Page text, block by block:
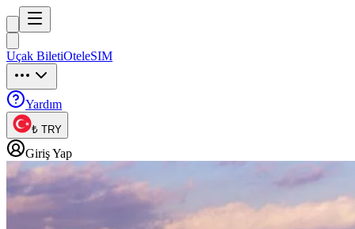
Tripuck
Uçak BiletiOteleSIM
Yardım
₺ TRY
Giriş Yap